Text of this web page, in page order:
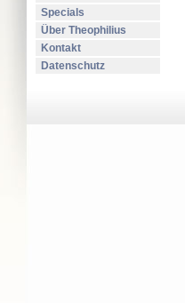
Specials
Über Theophilius
Kontakt
Datenschutz